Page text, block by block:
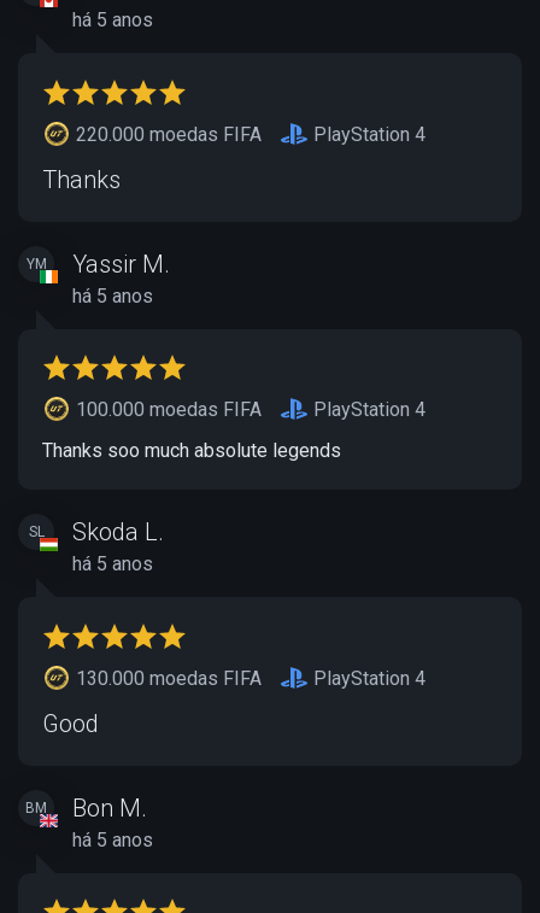
há 5 anos
220.000 moedas FIFA PlayStation 4
Thanks
YM Yassir M.
há 5 anos
100.000 moedas FIFA
PlayStation 4
Thanks soo much absolute legends
SL Skoda L.
há 5 anos
130.000 moedas FIFA PlayStation 4
Good
BM Bon M.
há 5 anos